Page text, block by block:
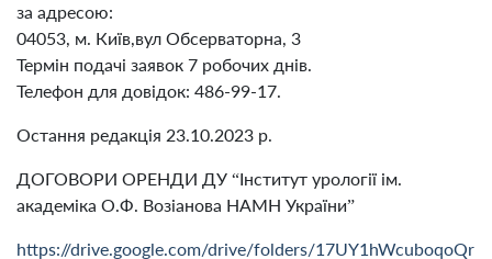
за адресою:
04053, м. Київ,вул Обсерваторна, 3
Термін подачі заявок 7 робочих днів.
Телефон для довідок: 486-99-17.
Остання редакція 23.10.2023 р.
ДОГОВОРИ ОРЕНДИ ДУ “Інститут урології ім.
академіка О.Ф. Возіанова НАМН України”
https://drive.google.com/drive/folders/17UY1hWcuboqoQr